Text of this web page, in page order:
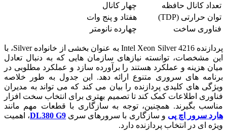
تعداد کانال حافظه
چهار کانال
توان حرارتی (TDP)
هفتاد و پنج وات
فناوری ساخت
چهارده نانومتر
پردازنده Intel Xeon Silver 4216 به عنوان بخشی از خانواده Silver، با
این مشخصات، توانسته نیازهای سازمان هایی که به دنبال تعادل
میان هزینه و عملکرد هستند را برآورده سازد و عملکرد مطلوبی در
برنامه های سروری متنوع ارائه دهد. این جدول به طور خلاصه
ویژگی های کلیدی پردازنده را بیان می کند که می تواند به مدیران
فناوری اطلاعات کمک کند تا تصمیم بهتری برای انتخاب سخت افزار
مناسب بگیرند. همچنین، توجه به سازگاری با قطعات مهم مانند
هارد سرور اچ پی و سازگاری با سرورهای سری DL380 G9، اهمیت
ویژه ای در انتخاب پردازنده دارد.